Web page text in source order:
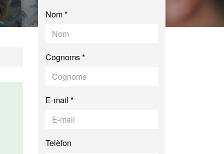
Nom *
Cognoms *
E-mail *
Telèfon